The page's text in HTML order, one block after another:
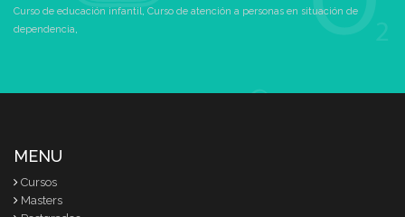
sincronizadas en tiempo real
específica y resolver tus
dudas, que te permitirán
afianzar los conocimientos.
ajusten a tu especialidad y
deja que te orientemos para
Obtén el Título de Grado
Curso de educación infantil, Curso de atención a personas en situación de
dependencia,
MENU
Cursos
Masters